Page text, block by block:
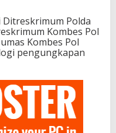
Polda
Kombes Pol
Kombes Pol
pengungkapan